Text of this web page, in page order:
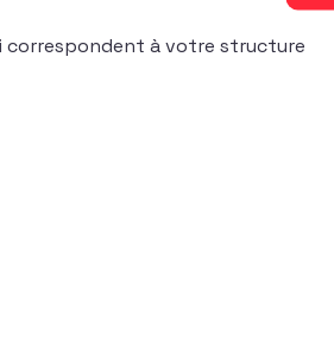
correspondent à votre structure